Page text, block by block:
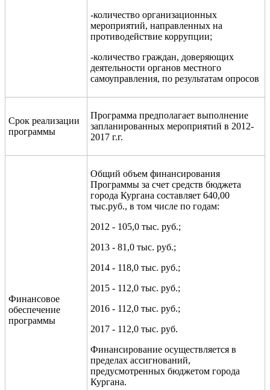
-количество организационных
мероприятий, направленных на
противодействие коррупции;
-количество граждан, доверяющих
деятельности органов местного
самоуправления, по результатам опросов
Срок реализации
программы
Программа предполагает выполнение
запланированных мероприятий в 2012-
201 7 г.г.
Финансовое
обеспечение
программы
Общий объем финансирования
Программы за счет средств бюджета
города Кургана составляет 640,00
тыс.руб., в том числе по годам:
2012 - 105,0 тыс. руб.;
2013 - 81,0 тыс. руб.;
2014 - 118,0 тыс. руб.;
2015 - 112,0 тыс. руб.;
2016 - 112,0 тыс. руб.;
2017 - 112,0 тыс. руб.
Финансирование осуществляется в
пределах ассигнований,
предусмотренных бюджетом города
Кургана.